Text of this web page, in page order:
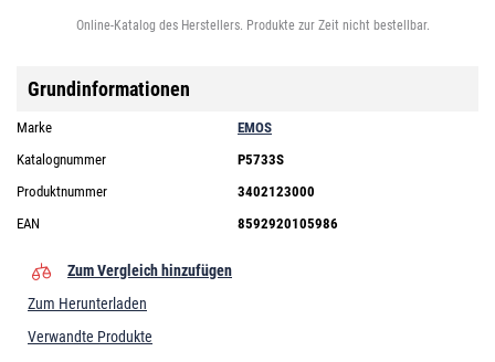
Online-Katalog des Herstellers. Produkte zur Zeit nicht bestellbar.
Grundinformationen
Marke
EMOS
Katalognummer
P5733S
Produktnummer
3402123000
EAN
8592920105986
Zum Vergleich hinzufügen
Zum Herunterladen
Verwandte Produkte